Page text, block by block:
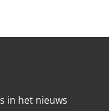
in het nieuws